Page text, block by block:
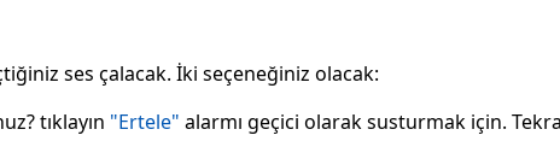
ses çalacak. İki seçeneğiniz olacak:
tıklayın "Ertele" alarmı geçici olarak susturmak için.